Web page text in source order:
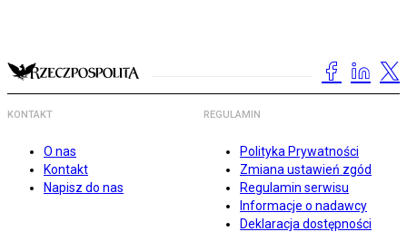
KONTAKT
O nas
Kontakt
Napisz do nas
REGULAMIN
Polityka Prywatności
Zmiana ustawień zgód
Regulamin serwisu
Informacje o nadawcy
Deklaracja dostępności